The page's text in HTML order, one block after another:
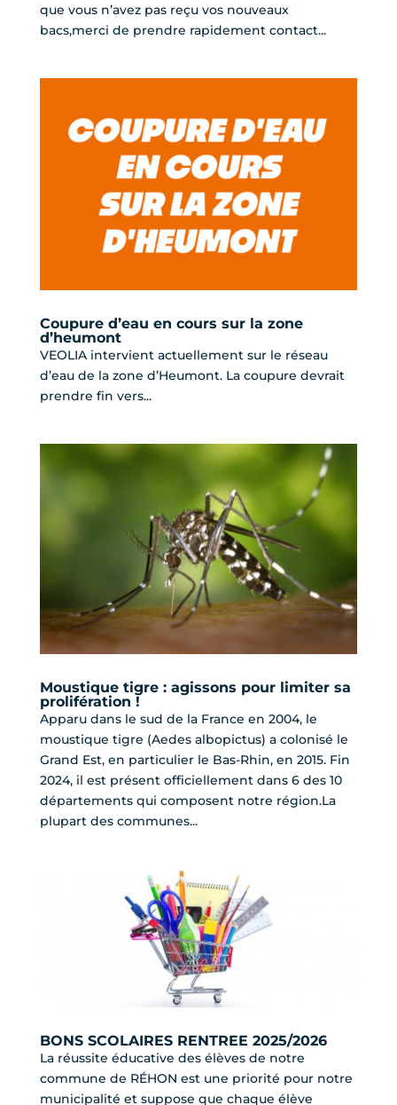
que vous n’avez pas reçu vos nouveaux
bacs,merci de prendre rapidement contact...
Coupure d’eau en cours sur la zone
d’heumont
VEOLIA intervient actuellement sur le réseau
d’eau de la zone d’Heumont. La coupure devrait
prendre fin vers...
Moustique tigre : agissons pour limiter sa
prolifération !
Apparu dans le sud de la France en 2004, le
moustique tigre (Aedes albopictus) a colonisé le
Grand Est, en particulier le Bas-Rhin, en 2015. Fin
2024, il est présent officiellement dans 6 des 10
départements qui composent notre région.La
plupart des communes...
BONS SCOLAIRES RENTREE 2025/2026
La réussite éducative des élèves de notre
commune de RÉHON est une priorité pour notre
municipalité et suppose que chaque élève